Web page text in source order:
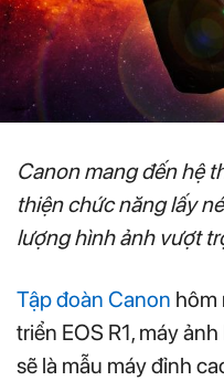
Canon mang đến hệ
thiện chức năng lấy
lượng hình ảnh vượt
Tập đoàn Canon hôm
triển EOS R1, máy
sẽ là mẫu máy đỉnh